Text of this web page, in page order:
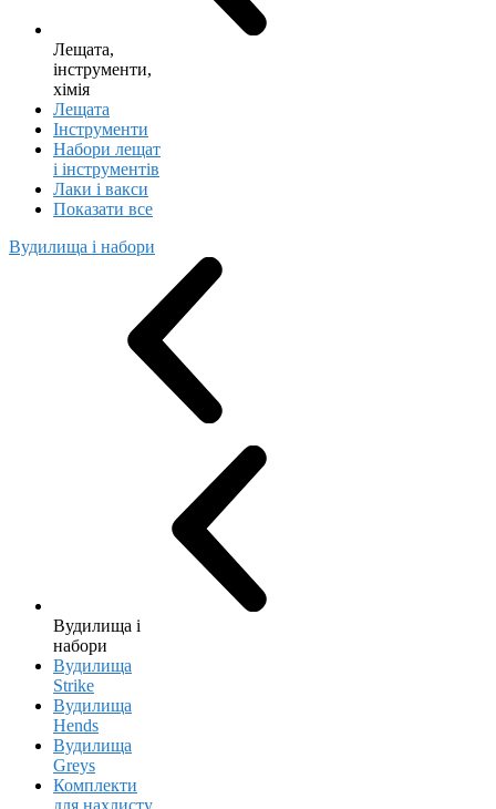
Лещата,
інструменти,
хімія
Лещата
Інструменти
Набори лещат
і інструментів
Лаки і вакси
Показати все
Вудилища і набори
Вудилища і
набори
Вудилища
Strike
Вудилища
Hends
Вудилища
Greys
Комплекти